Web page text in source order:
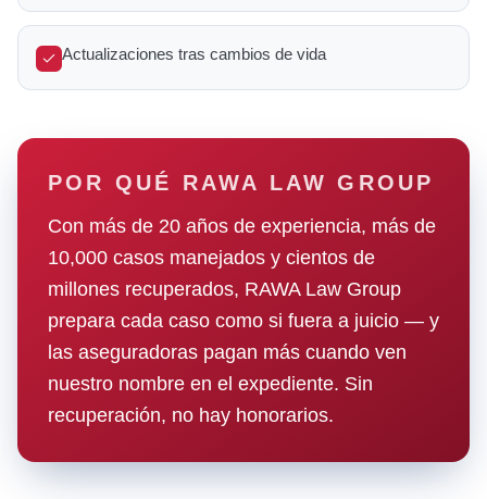
Actualizaciones tras cambios de vida
POR QUÉ RAWA LAW GROUP
Con más de 20 años de experiencia, más de
10,000 casos manejados y cientos de
millones recuperados, RAWA Law Group
prepara cada caso como si fuera a juicio — y
las aseguradoras pagan más cuando ven
nuestro nombre en el expediente. Sin
recuperación, no hay honorarios.